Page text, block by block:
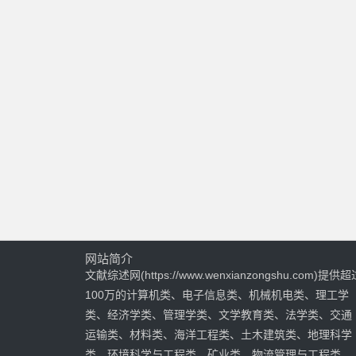
网站简介
文献综述网(https://www.wenxianzongshu.com)提供超
100万的计算机类、电子信息类、机械机电类、理工学
类、经济学类、管理学类、文学教育类、法学类、交通
运输类、材料类、海洋工程类、土木建筑类、地理科学